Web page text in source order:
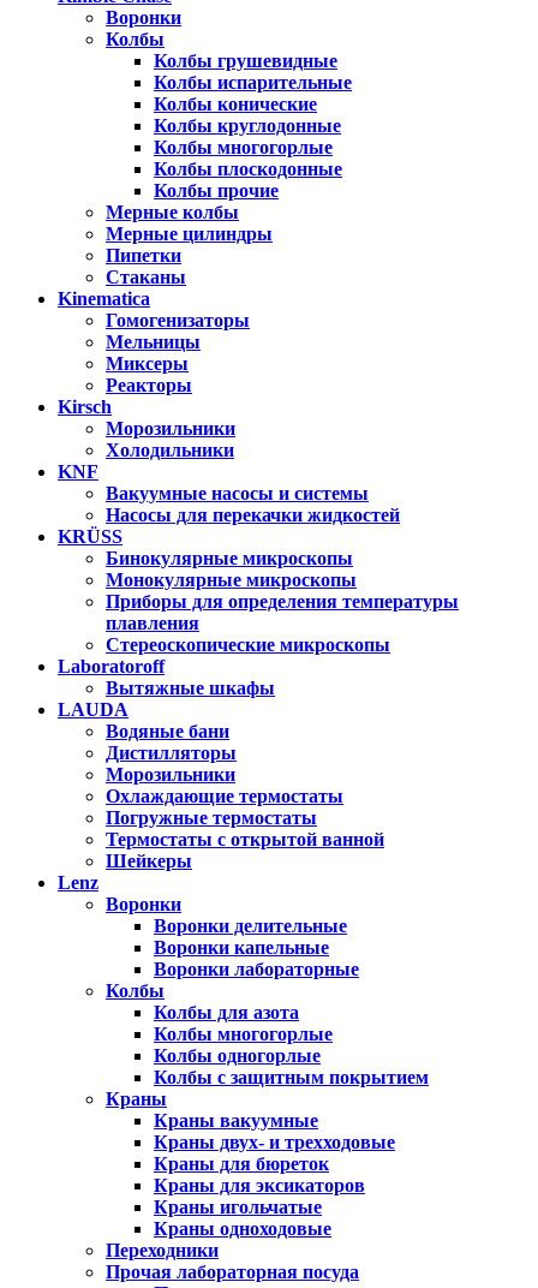
Воронки
Колбы
Колбы грушевидные
Колбы испарительные
Колбы конические
Колбы круглодонные
Колбы многогорлые
Колбы плоскодонные
Колбы прочие
Мерные колбы
Мерные цилиндры
Пипетки
Стаканы
Kinematica
Гомогенизаторы
Мельницы
Миксеры
Реакторы
Kirsch
Морозильники
Холодильники
KNF
Вакуумные насосы и системы
Насосы для перекачки жидкостей
KRÜSS
Бинокулярные микроскопы
Монокулярные микроскопы
Приборы для определения температуры
плавления
Стереоскопические микроскопы
Laboratoroff
Вытяжные шкафы
LAUDA
Водяные бани
Дистилляторы
Морозильники
Охлаждающие термостаты
Погружные термостаты
Термостаты с открытой ванной
Шейкеры
Lenz
Воронки
Воронки делительные
Воронки капельные
Воронки лабораторные
Колбы
Колбы для азота
Колбы многогорлые
Колбы одногорлые
Колбы с защитным покрытием
Краны
Краны вакуумные
Краны двух- и трехходовые
Краны для бюреток
Краны для эксикаторов
Краны игольчатые
Краны одноходовые
Переходники
Прочая лабораторная посуда